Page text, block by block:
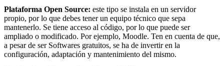
Plataforma Open Source: este tipo se instala en un servidor
propio, por lo que debes tener un equipo técnico que sepa
mantenerlo. Se tiene acceso al código, por lo que puede ser
ampliado o modificado. Por ejemplo, Moodle. Ten en cuenta de que,
a pesar de ser Softwares gratuitos, se ha de invertir en la
configuración, adaptación y mantenimiento del mismo.